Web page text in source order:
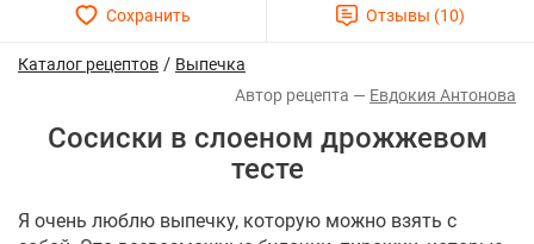
Каталог рецептов / Выпечка
Евдокия Антонова
Сосиски в слоеном дрожжевом
тесте
Я очень люблю выпечку, которую можно взять с